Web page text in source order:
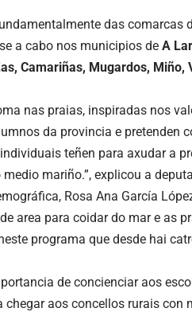
das comarcas
a cabo nos municipios de A
Camariñas, Mugardos, Miño,
nas praias, inspiradas nos
da provincia e pretenden
teñen para axudar a
mariño.”, explicou a
Rosa Ana García
area para coidar do mar e as
programa que desde hai
de concienciar aos
aos concellos rurais con